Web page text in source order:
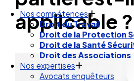
Nos compétences
Droit du Travail
Droit de la Protection
Droit de la Santé
Droit des Associations
Nos expertises
Avocats enquêteurs
Conduite du changement
applicable ?